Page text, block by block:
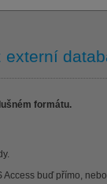
externí
formátu.
buď přímo,